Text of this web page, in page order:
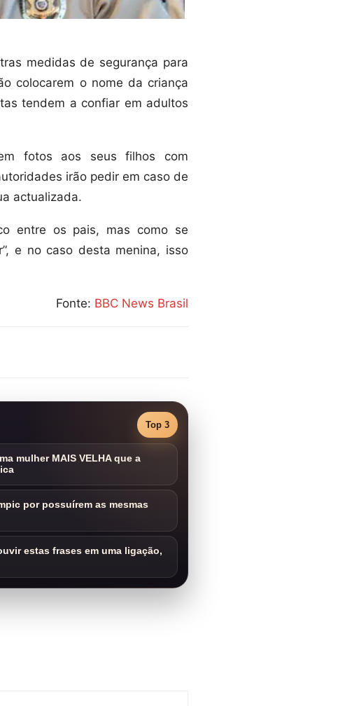
medidas de segurança para
colocarem o nome da criança
tendem a confiar em adultos
fotos aos seus filhos com
irão pedir em caso de
actualizada.
entre os pais, mas como se
e no caso desta menina, isso
Fonte: BBC News Brasil
Top 3
mulher MAIS VELHA que a
por possuírem as mesmas
estas frases em uma ligação,